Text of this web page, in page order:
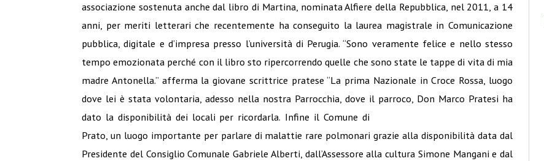
associazione sostenuta anche dal libro di Martina, nominata Alfieredella Repubblica, nel 2011, a 14
anni, per meriti letterari che recentemente ha conseguito la laurea magistrale in Comunicazione
pubblica, digitale e d’impresa presso l’università di Perugia. “Sono veramente felice e nello stesso
tempo emozionata perché con il libro sto ripercorrendo quelle che sono state le tappe di vita di mia
madre Antonella.” afferma la giovane scrittrice pratese “La prima Nazionale in Croce Rossa, luogo
dove lei è stata volontaria, adesso nella nostra Parrocchia, dove il parroco, Don Marco Pratesi ha
dato la disponibilità dei locali per ricordarla. Infine il Comune di
Prato, un luogo importante per parlare di malattie rare polmonari grazie alla disponibilità data dal
Presidente del Consiglio Comunale Gabriele Alberti, dall’Assessore alla cultura Simone Mangani e dal